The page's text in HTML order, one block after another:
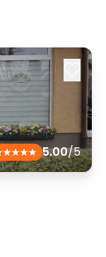
5.00/5